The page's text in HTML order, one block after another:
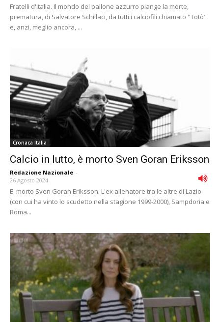
Fratelli d'Italia. Il mondo del pallone azzurro piange la morte,
prematura, di Salvatore Schillaci, da tutti i calciofili chiamato "Totò"
e, anzi, meglio ancora, ...
Cronaca Italia
Calcio in lutto, è morto Sven Goran Eriksson
Redazione Nazionale -
26 Agosto 2024
E' morto Sven Goran Eriksson. L'ex allenatore tra le altre di Lazio
(con cui ha vinto lo scudetto nella stagione 1999-2000), Sampdoria e
Roma...